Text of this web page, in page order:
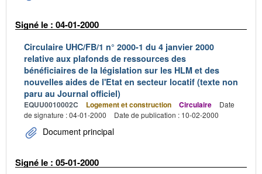
Signé le : 04-01-2000
Circulaire UHC/FB/1 n° 2000-1 du 4 janvier 2000
relative aux plafonds de ressources des
bénéficiaires de la législation sur les HLM et des
nouvelles aides de l'Etat en secteur locatif (texte non
paru au Journal officiel)
EQUU0010002C Logement et construction Circulaire
Date
de signature : 04-01-2000
Date de publication : 10-02-2000
Document principal
Signé le : 05-01-2000